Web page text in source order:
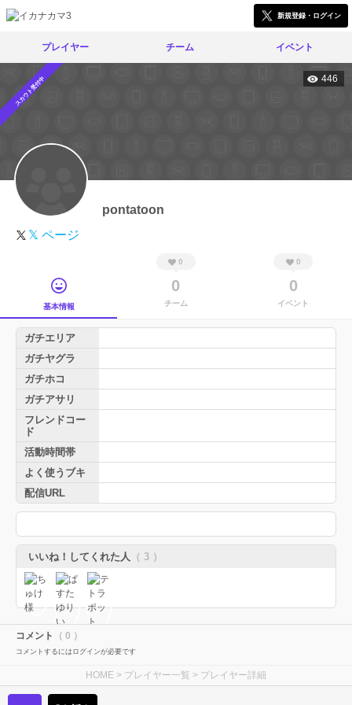
新規登録・ログイン
プレイヤー チーム イベント
スカウト受付中 446
pontatoon
𝕏 ページ
基本情報
0
0
チーム
0
0
イベント
ガチエリア
ガチヤグラ
ガチホコ
ガチアサリ
フレンドコー
ド
活動時間帯
よく使うブキ
配信URL
いいね！してくれた人 （ 3 ）
コメント （ 0 ）
コメントするにはログインが必要です
HOME > プレイヤー一覧 > プレイヤー詳細